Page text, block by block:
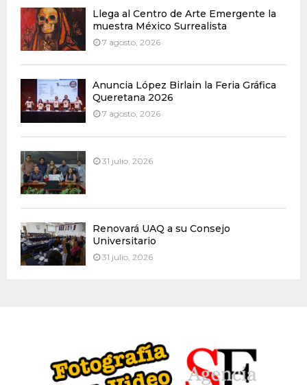
Llega al Centro de Arte Emergente la
muestra México Surrealista
7 agosto, 2026
Anuncia López Birlain la Feria Gráfica
Queretana 2026
7 agosto, 2026
31 julio, 2026
Renovará UAQ a su Consejo
Universitario
31 julio, 2026